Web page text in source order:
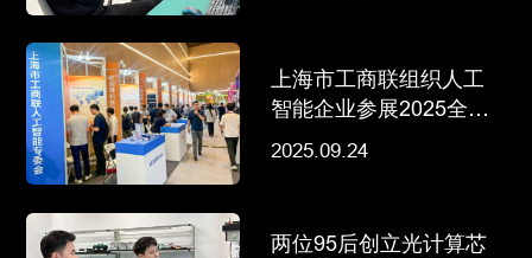
上海市工商联组织人工
智能企业参展2025全球
技术转移大会
2025.09.24
两位95后创立光计算芯